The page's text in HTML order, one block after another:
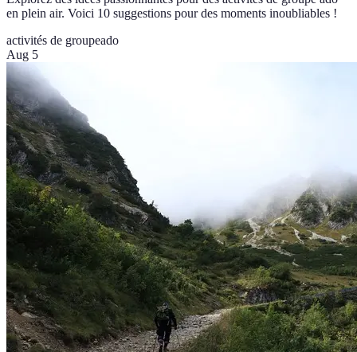
en plein air. Voici 10 suggestions pour des moments inoubliables !
activités de groupeado
Aug 5